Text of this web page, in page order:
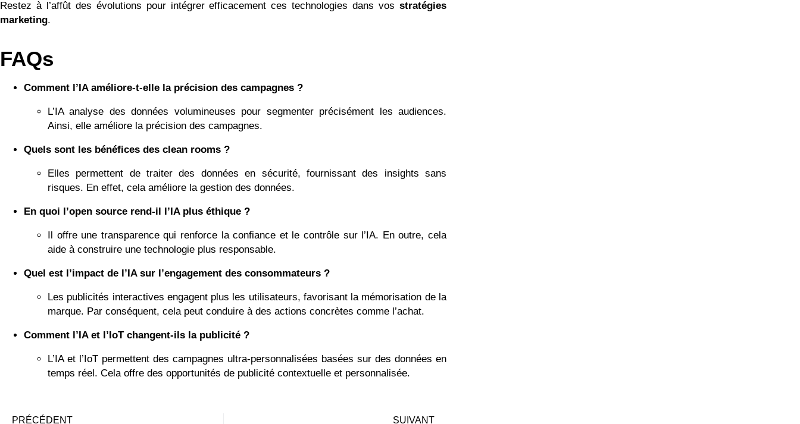
Restez à l’affût des évolutions pour intégrer efficacement ces technologies dans vos stratégies
marketing.
FAQs
Comment l’IA améliore-t-elle la précision des campagnes ?
L’IA analyse des données volumineuses pour segmenter précisément les audiences.
Ainsi, elle améliore la précision des campagnes.
Quels sont les bénéfices des clean rooms ?
Elles permettent de traiter des données en sécurité, fournissant des insights sans
risques. En effet, cela améliore la gestion des données.
En quoi l’open source rend-il l’IA plus éthique ?
Il offre une transparence qui renforce la confiance et le contrôle sur l’IA. En outre, cela
aide à construire une technologie plus responsable.
Quel est l’impact de l’IA sur l’engagement des consommateurs ?
Les publicités interactives engagent plus les utilisateurs, favorisant la mémorisation de la
marque. Par conséquent, cela peut conduire à des actions concrètes comme l’achat.
Comment l’IA et l’IoT changent-ils la publicité ?
L’IA et l’IoT permettent des campagnes ultra-personnalisées basées sur des données en
temps réel. Cela offre des opportunités de publicité contextuelle et personnalisée.
PRÉCÉDENT SUIVANT